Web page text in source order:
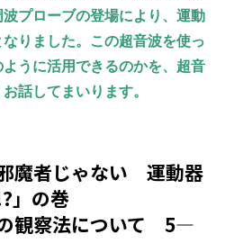
プローブの登場により、運動
りました。この超音波を使っ
うに活用できるのかを、超音
話してまいります。
魔者じゃない 運動器
」の巻
観察法について 5―